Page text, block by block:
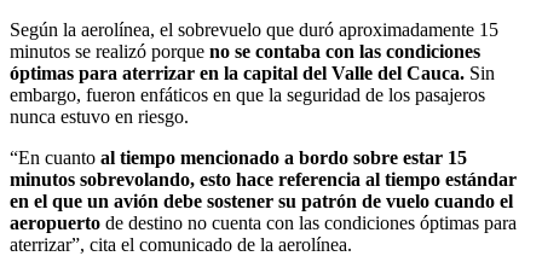
Según la aerolínea, el sobrevuelo que duró aproximadamente 15
minutos se realizó porque no se contaba con las condiciones
óptimas para aterrizar en la capital del Valle del Cauca. Sin
embargo, fueron enfáticos en que la seguridad de los pasajeros
nunca estuvo en riesgo.
“En cuanto al tiempo mencionado a bordo sobre estar 15
minutos sobrevolando, esto hace referencia al tiempo estándar
en el que un avión debe sostener su patrón de vuelo cuando el
aeropuerto de destino no cuenta con las condiciones óptimas para
aterrizar”, cita el comunicado de la aerolínea.